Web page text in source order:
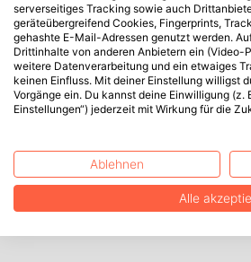
serverseitiges Tracking sowie auch
geräteübergreifend Cookies, Fingerprints,
gehashte E-Mail-Adressen genutzt werden.
Drittinhalte von anderen Anbietern ein (Video-
weitere Datenverarbeitung und ein etwaiges
keinen Einfluss. Mit deiner Einstellung willigst
Vorgänge ein. Du kannst deine Einwilligung (z.
Einstellungen“) jederzeit mit Wirkung für die
Ablehnen
Alle